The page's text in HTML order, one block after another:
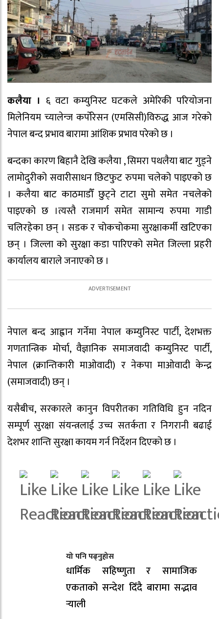
कलैया । ६ वटा कम्युनिस्ट घटकले अमेरिकी परियोजना
मिलेनियम च्यालेन्ज कर्पोरेसन (एमसिसी)विरुद्ध आज गरेको
नेपाल बन्द प्रभाव बारामा आंशिक प्रभाव परेको छ ।
बन्दका कारण बिहानै देखि कलैया , सिमरा पथलैया बाट गुड्ने
लामोदुरीको सवारीसाधन छिटफुट रुपमा चलेको पाइएको छ
। कलैया बाट काठमाडौँ छुट्ने टाटा सुमो समेत नचलेको
पाइएको छ ।त्यस्तै राजमार्ग समेत सामान्य रुपमा गाडी
चलिरहेका छन् । सडक र चोकचोकमा सुरक्षाकर्मी खटिएका
छन् । जिल्ला को सुरक्षा कडा पारिएको समेत जिल्ला प्रहरी
कार्यालय बाराले जनाएको छ ।
नेपाल बन्द आह्वान गर्नेमा नेपाल कम्युनिस्ट पार्टी, देशभक्त
गणतान्त्रिक मोर्चा, वैज्ञानिक समाजवादी कम्युनिस्ट पार्टी,
नेपाल (क्रान्तिकारी माओवादी) र नेकपा माओवादी केन्द्र
(समाजवादी) छन् ।
यसैबीच, सरकारले कानुन विपरीतका गतिविधि हुन नदिन
सम्पूर्ण सुरक्षा संयन्त्रलाई उच्च सतर्कता र निगरानी बढाई
देशभर शान्ति सुरक्षा कायम गर्न निर्देशन दिएको छ ।
यो पनि पढ्नुहोस
धार्मिक सहिष्णुता र सामाजिक
एकताको सन्देश दिँदै बारामा सद्भाव
र्‍याली